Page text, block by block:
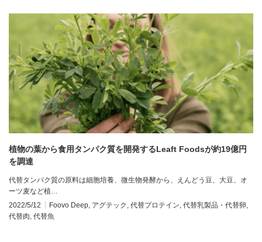
植物の葉から食用タンパク質を開発するLeaft Foodsが約19億円
を調達
代替タンパク質の原料は細胞培養、微生物発酵から、えんどう豆、大豆、オ
ーツ麦など植…
2022/5/12
Foovo Deep, アグテック , 代替プロテイン, 代替乳製品・代替卵,
代替肉, 代替魚